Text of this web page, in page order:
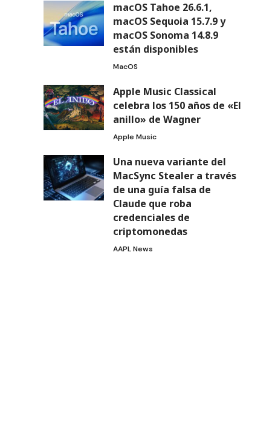
macOS Tahoe 26.6.1,
macOS Sequoia 15.7.9 y
macOS Sonoma 14.8.9
están disponibles
MacOS
Apple Music Classical
celebra los 150 años de «El
anillo» de Wagner
Apple Music
Una nueva variante del
MacSync Stealer a través
de una guía falsa de
Claude que roba
credenciales de
criptomonedas
AAPL News